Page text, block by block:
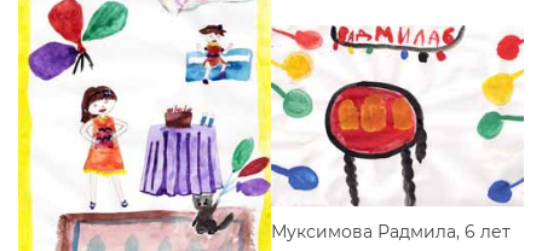
Муксимова Радмила, 6 лет